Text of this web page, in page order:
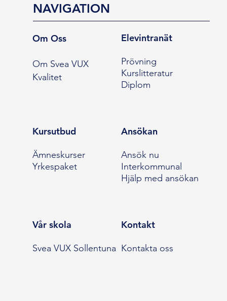
NAVIGATION
Om Oss
Om Svea VUX
Kvalitet
Elevintranät
Prövning
Kurslitteratur
Diplom
Kursutbud
Ämneskurser
Yrkespaket
Ansökan
Ansök nu
Interkommunal
Hjälp med ansökan
Vår skola
Svea VUX Sollentuna
Kontakt
Kontakta oss